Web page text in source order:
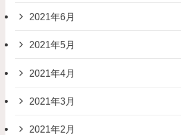
2021年6月
2021年5月
2021年4月
2021年3月
2021年2月